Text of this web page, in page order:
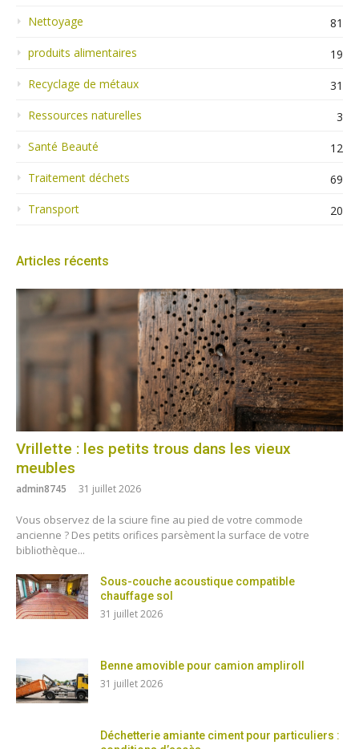
Nettoyage
81
produits alimentaires
19
Recyclage de métaux
31
Ressources naturelles
3
Santé Beauté
12
Traitement déchets
69
Transport
20
Articles récents
Vrillette : les petits trous dans les vieux
meubles
admin8745 31 juillet 2026
Vous observez de la sciure fine au pied de votre commode
ancienne ? Des petits orifices parsèment la surface de votre
bibliothèque...
Sous-couche acoustique compatible
chauffage sol
31 juillet 2026
Benne amovible pour camion ampliroll
31 juillet 2026
Déchetterie amiante ciment pour particuliers :